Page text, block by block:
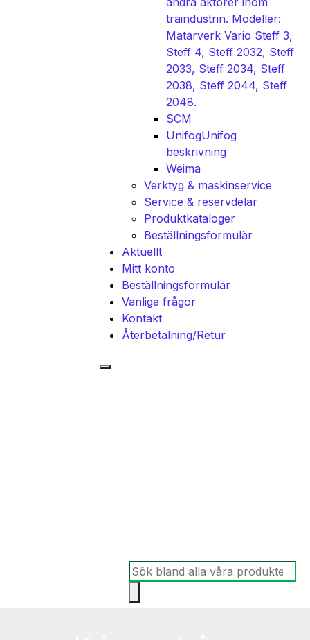
träindustrin. Modeller:
Matarverk Vario Steff 3,
Steff 4, Steff 2032, Steff
2033, Steff 2034, Steff
2038, Steff 2044, Steff
2048.
SCM
UnifogUnifog
beskrivning
Weima
Verktyg & maskinservice
Service & reservdelar
Produktkataloger
Beställningsformulär
Aktuellt
Mitt konto
Beställningsformulär
Vanliga frågor
Kontakt
Återbetalning/Retur
Produktsökning